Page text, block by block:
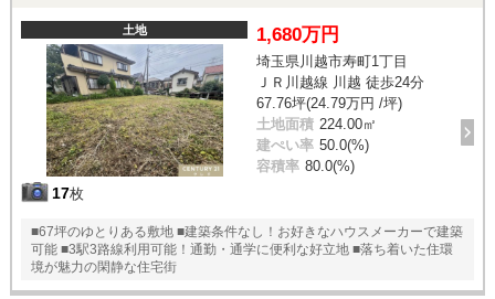
土地
17枚
1,680万円
埼玉県川越市寿町1丁目
ＪＲ川越線 川越 徒歩24分
67.76坪(24.79万円 /坪)
土地面積 224.00㎡
建ぺい率 50.0(%)
容積率 80.0(%)
■67坪のゆとりある敷地 ■建築条件なし！お好きなハウスメーカーで建築
可能 ■3駅3路線利用可能！通勤・通学に便利な好立地 ■落ち着いた住環
境が魅力の閑静な住宅街